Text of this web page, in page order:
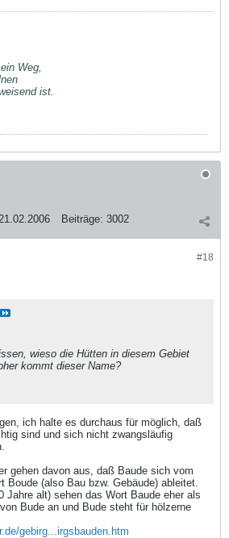
Weg,
ist.
Beiträge: 3002
#18
wieso die Hütten in diesem Gebiet
kommt dieser Name?
ich halte es durchaus für möglich, daß
sind und sich nicht zwangsläufig
gehen davon aus, daß Baude sich vom
Boude (also Bau bzw. Gebäude) ableitet.
Jahre alt) sehen das Wort Baude eher als
Bude an und Bude steht für hölzerne
gebirg...irgsbauden.htm